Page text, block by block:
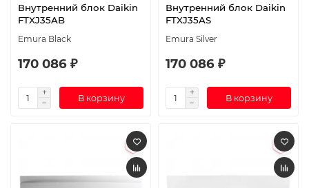
Внутренний блок Daikin
FTXJ35AB
Emura Black
170 086 ₽
В корзину
Внутренний блок Daikin
FTXJ35AS
Emura Silver
170 086 ₽
В корзину